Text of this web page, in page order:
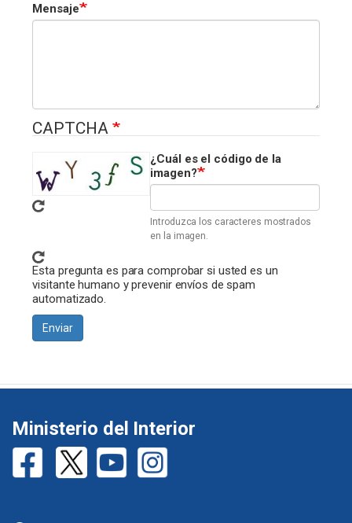
Mensaje
CAPTCHA
¿Cuál es el código de la
imagen?
Introduzca los caracteres mostrados
en la imagen.
Esta pregunta es para comprobar si usted es un
visitante humano y prevenir envíos de spam
automatizado.
Enviar
Ministerio del Interior